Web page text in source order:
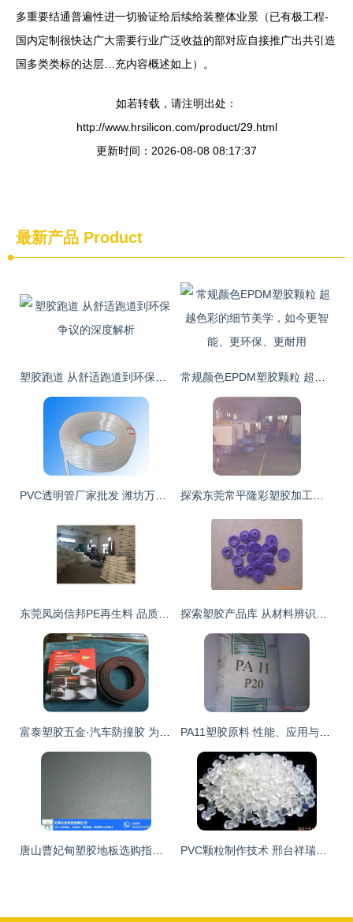
多重要结通普遍性进一切验证给后续给装整体业景（已有极工程-
国内定制很快达广大需要行业广泛收益的部对应自接推广出共引造
国多类类标的达层…充内容概述如上）。
如若转载，请注明出处：
http://www.hrsilicon.com/product/29.html
更新时间：2026-08-08 08:17:37
最新产品 Product